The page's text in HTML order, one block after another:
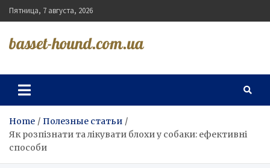
Skip
to
Пятница, 7 августа, 2026
basset-hound.com.ua
Home
Полезные статьи
Як розпізнати та лікувати блохи у собаки: ефективні
способи